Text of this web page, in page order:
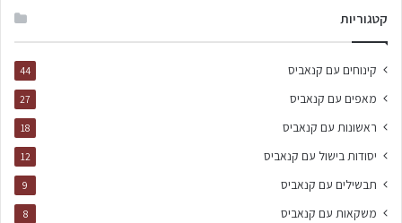
קטגוריות
קינוחים עם קנאביס 44
מאפים עם קנאביס 27
ראשונות עם קנאביס 18
יסודות בישול עם קנאביס 12
תבשילים עם קנאביס 9
משקאות עם קנאביס 8